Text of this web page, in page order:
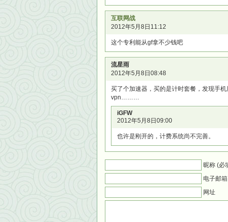
互联网战
2012年5月8日11:12
这个专利能从gf拿不少钱吧
流星雨
2012年5月8日08:48
买了个加速器，买的是计时套餐，发现手
vpn………
iGFW
2012年5月8日09:00
也许是刚开的，计费系统尚不完善。
昵称 (必
电子邮
网址